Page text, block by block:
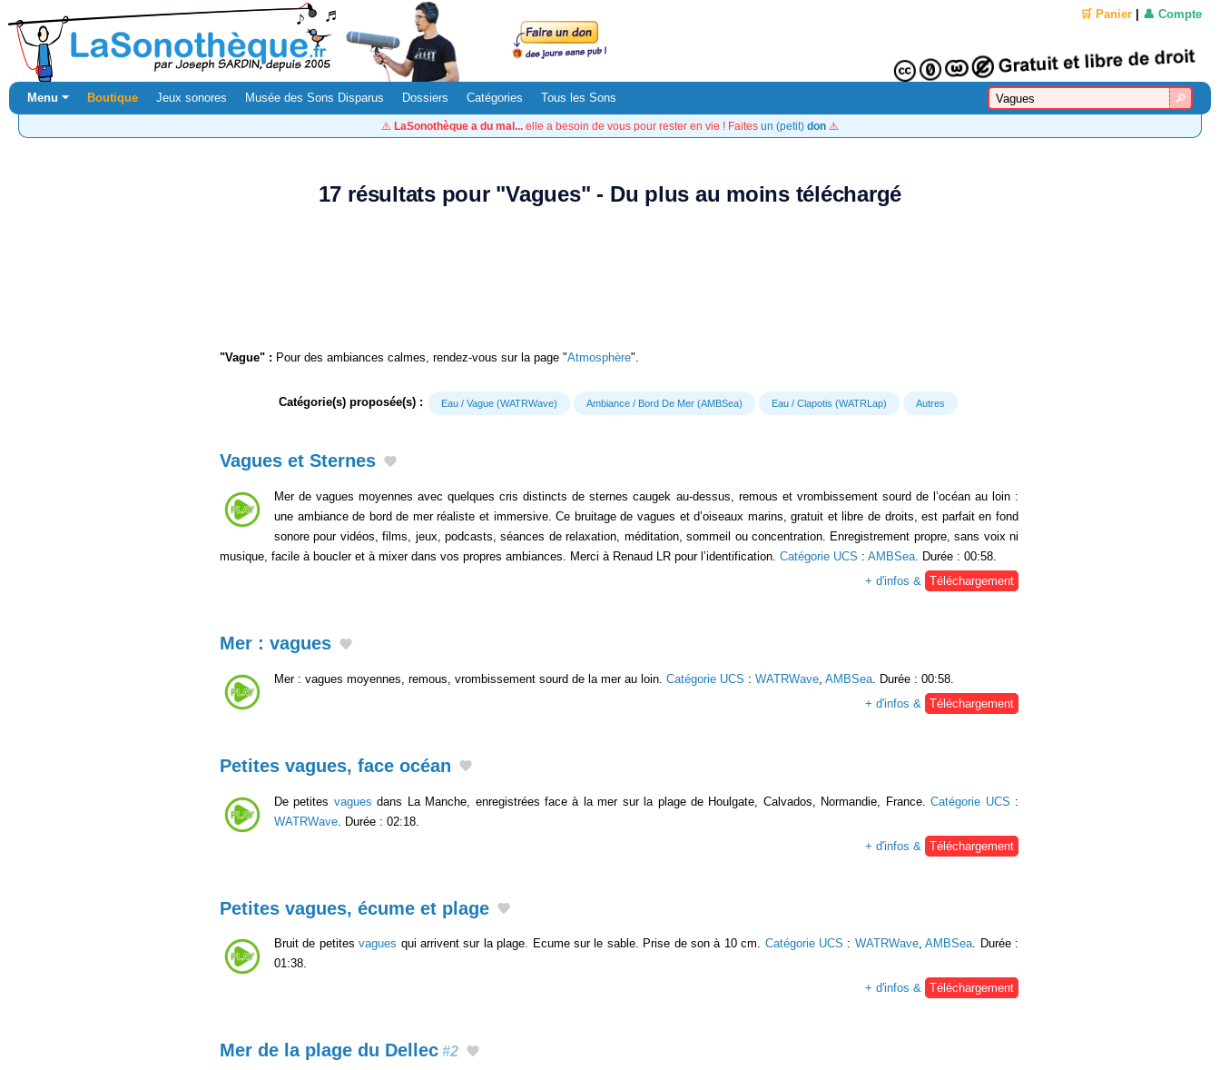
🛒 Panier 👤 Compte
Menu ⏷ Boutique Jeux sonores Musée des Sons Disparus Dossiers Catégories Tous les Sons
⚠️ LaSonothèque a du mal... elle a besoin de vous pour rester en vie ! Faites un (petit) don ⚠️
17 résultats pour "Vagues" - Du plus au moins téléchargé
"Vague" : Pour des ambiances calmes, rendez-vous sur la page "Atmosphère".
Catégorie(s) proposée(s) : Eau / Vague (WATRWave) Ambiance / Bord De Mer (AMBSea) Eau / Clapotis (WATRLap) Autres
Vagues et Sternes
Mer de vagues moyennes avec quelques cris distincts de sternes caugek au-dessus, remous et vrombissement sourd de l’océan au loin :
une ambiance de bord de mer réaliste et immersive. Ce bruitage de vagues et d’oiseaux marins, gratuit et libre de droits, est parfait en fond
sonore pour vidéos, films, jeux, podcasts, séances de relaxation, méditation, sommeil ou concentration. Enregistrement propre, sans voix ni
musique, facile à boucler et à mixer dans vos propres ambiances. Merci à Renaud LR pour l’identification. Catégorie UCS : AMBSea . Durée : 00:58.
+ d'infos &
Téléchargement
Mer : vagues
Mer : vagues moyennes, remous, vrombissement sourd de la mer au loin. Catégorie UCS : WATRWave AMBSea . Durée : 00:58.
+ d'infos &
Téléchargement
Petites vagues, face océan
De petites vagues dans La Manche, enregistrées face à la mer sur la plage de Houlgate, Calvados, Normandie, France.Catégorie UCS :
WATRWave . Durée : 02:18.
+ d'infos &
Téléchargement
Petites vagues, écume et plage
Bruit de petitesvagues qui arrivent sur la plage. Ecume sur le sable. Prise de son à 10 cm. Catégorie UCS : WATRWave,AMBSea. Durée :
01:38.
+ d'infos & Téléchargement
Mer de la plage du Dellec #2